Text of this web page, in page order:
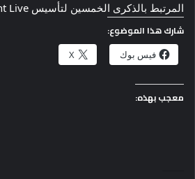
المرتبط بالذكرى الخمسين لتأسيس Saturday Night Live.
شارك هذا الموضوع:
فيس بوك X
معجب بهذه: